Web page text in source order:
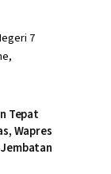
7
Tepat
Wapres